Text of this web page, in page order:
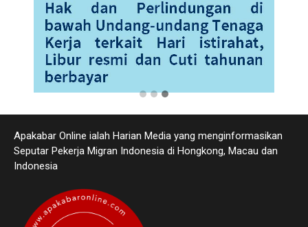
Apakabar Online ialah Harian Media yang menginformasikan
Seputar Pekerja Migran Indonesia di Hongkong, Macau dan
Indonesia